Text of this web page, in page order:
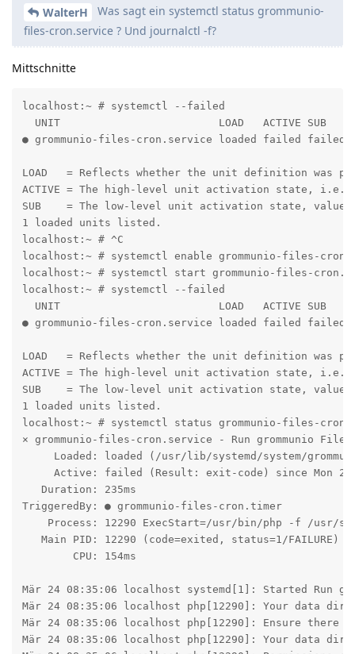
WalterH
Was sagt ein systemctl status grommunio-
files-cron.service ? Und journalctl -f?
Mittschnitte
localhost:~ # systemctl --failed
UNIT                         LOAD   ACTIVE SUB
● grommunio-files-cron.service loaded failed failed
LOAD   = Reflects whether the unit definition was
ACTIVE = The high-level unit activation state, i.e.
SUB    = The low-level unit activation state, values
1 loaded units listed.
localhost:~ # ^C
localhost:~ # systemctl enable grommunio-files-
localhost:~ # systemctl start grommunio-files-
localhost:~ # systemctl --failed
UNIT                         LOAD   ACTIVE SUB
● grommunio-files-cron.service loaded failed failed
LOAD   = Reflects whether the unit definition was
ACTIVE = The high-level unit activation state, i.e.
SUB    = The low-level unit activation state, values
1 loaded units listed.
localhost:~ # systemctl status grommunio-files-
× grommunio-files-cron.service - Run grommunio
Loaded: loaded (/usr/lib/systemd/system/
Active: failed (Result: exit-code) since Mon
   Duration: 235ms
TriggeredBy: ● grommunio-files-cron.timer
Process: 12290 ExecStart=/usr/bin/php -f /usr/
   Main PID: 12290 (code=exited, status=1/FAILURE)
        CPU: 154ms
Mär 24 08:35:06 localhost systemd[1]: Started Run
Mär 24 08:35:06 localhost php[12290]: Your data
Mär 24 08:35:06 localhost php[12290]: Ensure
Mär 24 08:35:06 localhost php[12290]: Your data